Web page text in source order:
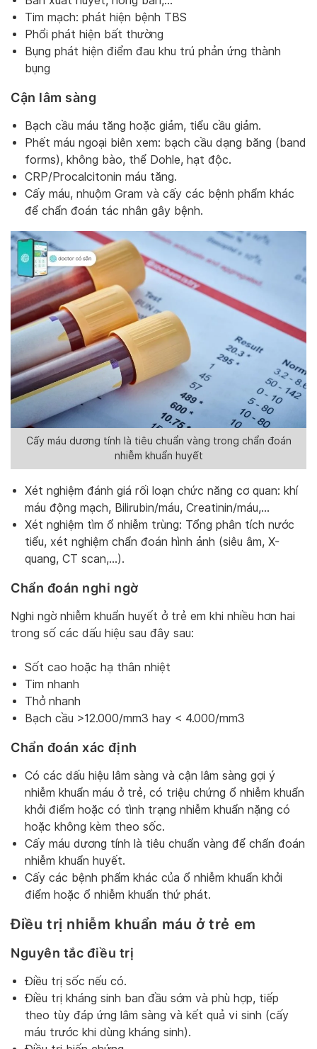
Tim mạch: phát hiện bệnh TBS
Phổi phát hiện bất thường
Bụng phát hiện điểm đau khu trú phản ứng thành
bụng
Cận lâm sàng
Bạch cầu máu tăng hoặc giảm, tiểu cầu giảm.
Phết máu ngoại biên xem: bạch cầu dạng băng (band
forms), không bào, thể Dohle, hạt độc.
CRP/Procalcitonin máu tăng.
Cấy máu, nhuộm Gram và cấy các bệnh phẩm khác
để chẩn đoán tác nhân gây bệnh.
Cấy máu dương tính là tiêu chuẩn vàng trong chẩn đoán
nhiễm khuẩn huyết
Xét nghiệm đánh giá rối loạn chức năng cơ quan: khí
máu động mạch, Bilirubin/máu, Creatinin/máu,…
Xét nghiệm tìm ổ nhiễm trùng: Tổng phân tích nước
tiểu, xét nghiệm chẩn đoán hình ảnh (siêu âm, X-
quang, CT scan,…).
Chẩn đoán nghi ngờ
Nghi ngờ nhiễm khuẩn huyết ở trẻ em khi nhiều hơn hai
trong số các dấu hiệu sau đây sau:
Sốt cao hoặc hạ thân nhiệt
Tim nhanh
Thở nhanh
Bạch cầu >12.000/mm3 hay < 4.000/mm3
Chẩn đoán xác định
Có các dấu hiệu lâm sàng và cận lâm sàng gợi ý
nhiễm khuẩn máu ở trẻ, có triệu chứng ổ nhiễm khuẩn
khởi điểm hoặc có tình trạng nhiễm khuẩn nặng có
hoặc không kèm theo sốc.
Cấy máu dương tính là tiêu chuẩn vàng để chẩn đoán
nhiễm khuẩn huyết.
Cấy các bệnh phẩm khác của ổ nhiễm khuẩn khởi
điểm hoặc ổ nhiễm khuẩn thứ phát.
Điều trị nhiễm khuẩn máu ở trẻ em
Nguyên tắc điều trị
Điều trị sốc nếu có.
Điều trị kháng sinh ban đầu sớm và phù hợp, tiếp
theo tùy đáp ứng lâm sàng và kết quả vi sinh (cấy
máu trước khi dùng kháng sinh).